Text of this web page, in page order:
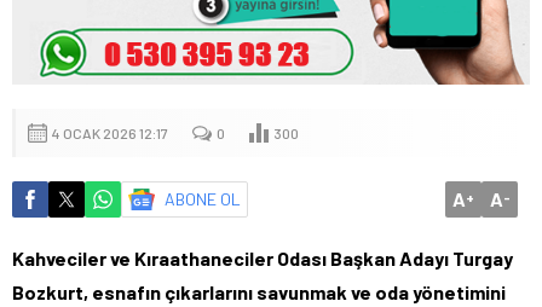
4 OCAK 2026 12:17 0 300
ABONE OL A+ A-
Kahveciler ve Kıraathaneciler Odası Başkan Adayı Turgay
Bozkurt, esnafın çıkarlarını savunmak ve oda yönetimini